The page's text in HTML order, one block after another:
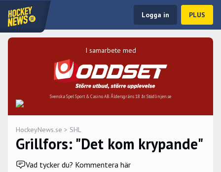
Logga in PLUS
I samarbete med
Svenska Spel Sport & Casino AB. Åldersgräns 18 år. Stödlinjen.se
HockeyNews.se > SHL
Grillfors: "Det kom krypande"
Vad tycker du? Kommentera här